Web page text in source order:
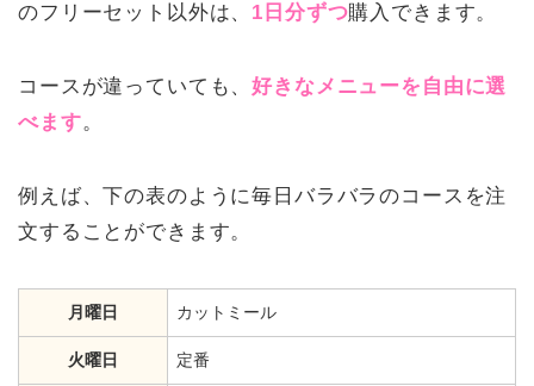
のフリーセット以外は、 1日分ずつ購入できます。
コースが違っていても、好きなメニューを自由に選
べます。
例えば、下の表のように毎日バラバラのコースを注
文することができます。
月曜日 カットミール
火曜日 定番